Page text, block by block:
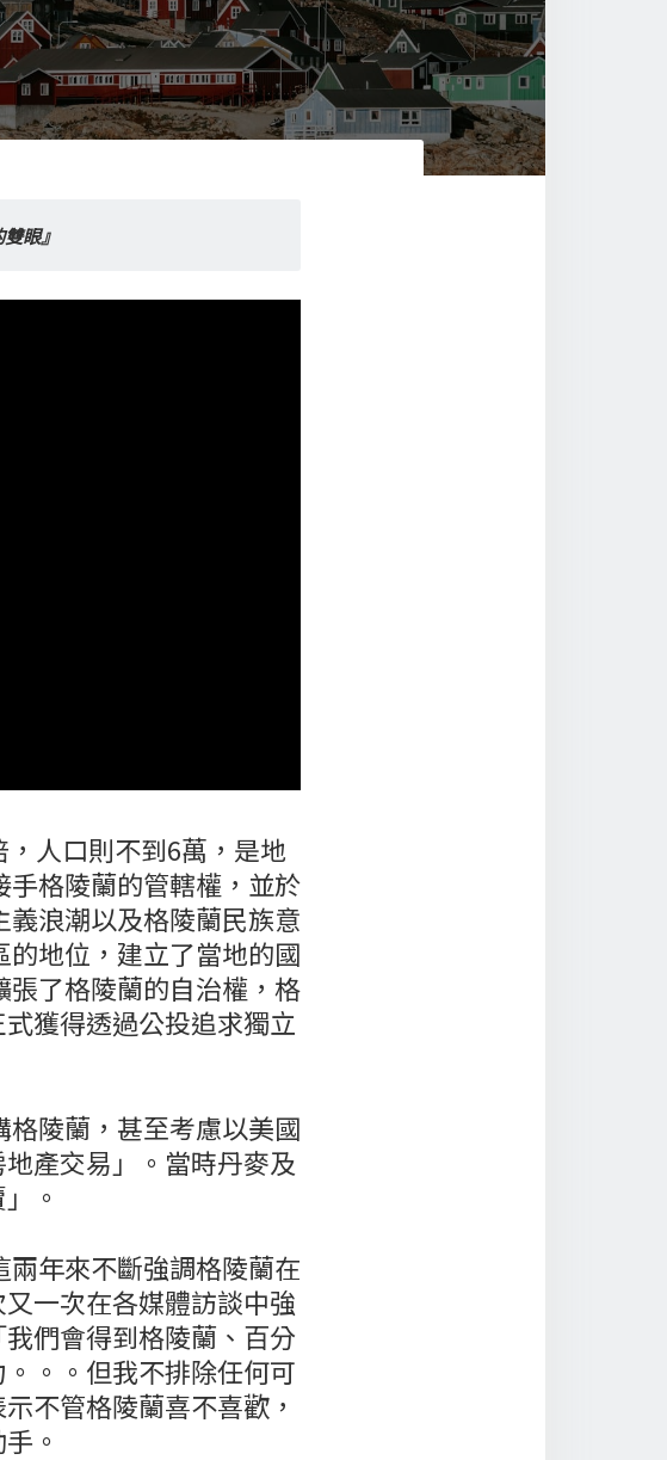
眼』
人口則不到6萬，是地
格陵蘭的管轄權，並於
浪潮以及格陵蘭民族意
地位，建立了當地的國
了格陵蘭的自治權，格
獲得透過公投追求獨立
陵蘭，甚至考慮以美國
產交易」。當時丹麥及
。
年來不斷強調格陵蘭在
一次在各媒體訪談中強
們會得到格陵蘭、百分
。。但我不排除任何可
不管格陵蘭喜不喜歡，
。